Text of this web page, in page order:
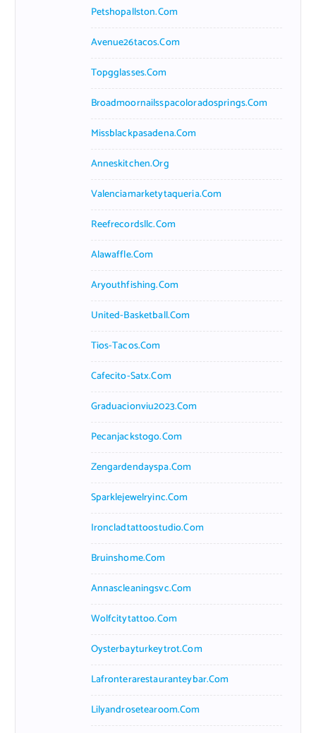
Petshopallston.com
Avenue26tacos.com
Topgglasses.com
Broadmoornailsspacoloradosprings.com
Missblackpasadena.com
Anneskitchen.org
Valenciamarketytaqueria.com
Reefrecordsllc.com
Alawaffle.com
Aryouthfishing.com
United-Basketball.com
Tios-Tacos.com
Cafecito-Satx.com
Graduacionviu2023.com
Pecanjackstogo.com
Zengardendayspa.com
Sparklejewelryinc.com
Ironcladtattoostudio.com
Bruinshome.com
Annascleaningsvc.com
Wolfcitytattoo.com
Oysterbayturkeytrot.com
Lafronterarestauranteybar.com
Lilyandrosetearoom.com